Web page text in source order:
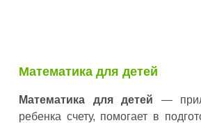
Математика для детей
Математика для детей —
ребенка счету, помогает в